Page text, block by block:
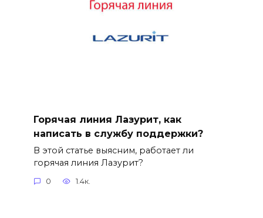
Горячая линия Лазурит, как
написать в службу поддержки?
В этой статье выясним, работает ли
горячая линия Лазурит?
0 1.4к.